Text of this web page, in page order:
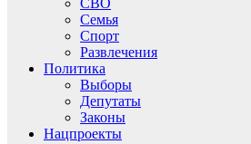
СВО
Семья
Спорт
Развлечения
Политика
Выборы
Депутаты
Законы
Нацпроекты